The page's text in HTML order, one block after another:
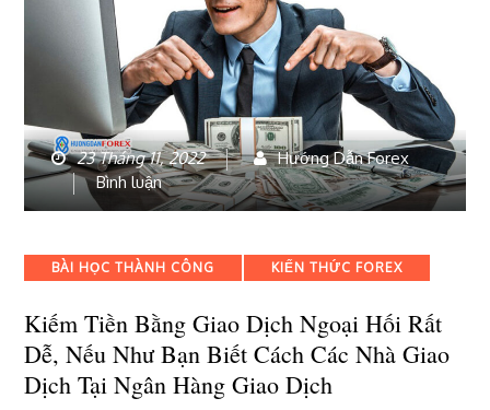
23 Tháng 11, 2022
Hướng Dẫn Forex
Bình luậnbài
viết
tiền
bằng
dịch
ngoại
hối
rất
Categories
BÀI HỌC THÀNH CÔNG KIẾN THỨC FOREX
Kiếm Tiền Bằng Giao Dịch Ngoại Hối Rất
Dễ, Nếu Như Bạn Biết Cách Các Nhà Giao
Dịch Tại Ngân Hàng Giao Dịch